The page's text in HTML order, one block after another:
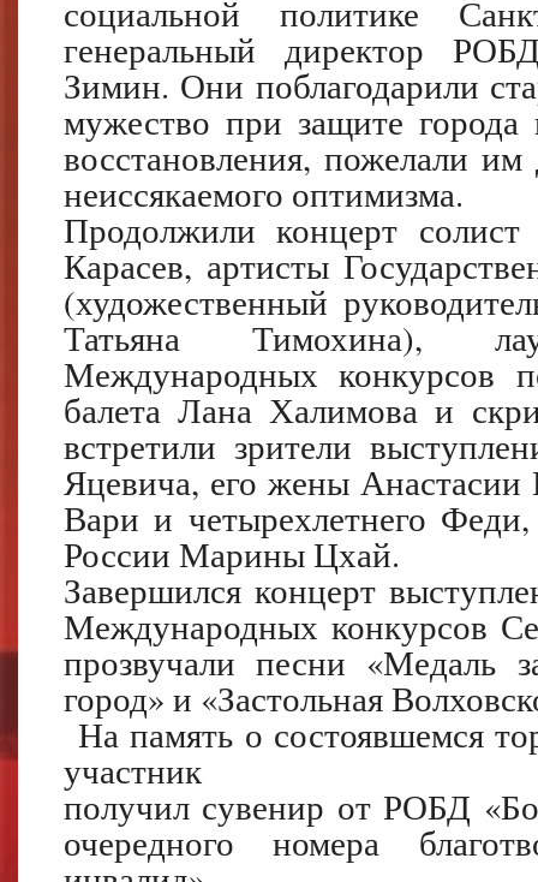
социальной политике
генеральный директор
Зимин. Они поблагодарили
мужество при защите
восстановления, пожелали им
неиссякаемого оптимизма.
Продолжили концерт
Карасев, артисты
(художественный
Татьяна Тимохина),
Международных конкурсов
балета Лана Халимова и
встретили зрители
Яцевича, его жены Анастасии
Вари и четырехлетнего
России Марины Цхай.
Завершился концерт
Международных конкурсов
прозвучали песни «Медаль
город» и «Застольная
На память о состоявшемся
участник
получил сувенир от РОБД
очередного номера